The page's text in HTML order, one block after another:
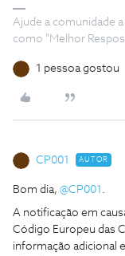
Ajude a comunidade
como "Melhor
1 pessoa gostou
CP001 AUTOR
Bom dia, @CP001 .
A notificação em
Código Europeu das
informação adicional